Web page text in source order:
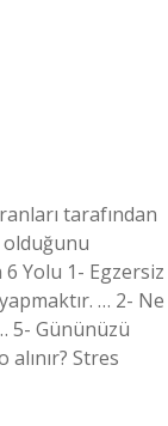
tarafından
olduğunu
Yolu 1- Egzersiz
… 2- Ne
5- Gününüzü
Stres